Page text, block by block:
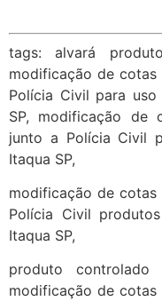
tags: alvará
modificação de
Polícia Civil para
SP, modificação de
junto a Polícia Civil
Itaqua SP,
modificação de
Polícia Civil
Itaqua SP,
produto controlado
modificação de